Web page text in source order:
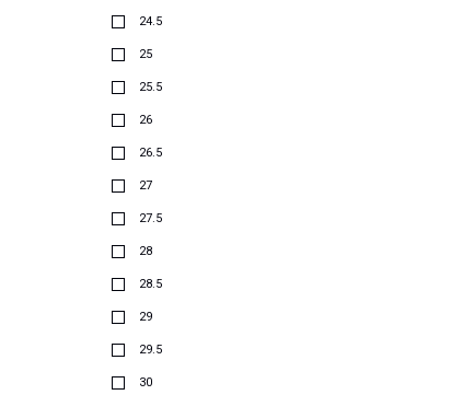
24.5
25
25.5
26
26.5
27
27.5
28
28.5
29
29.5
30